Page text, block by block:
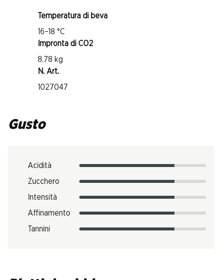
Temperatura di beva
16–18 °C
Impronta di CO2
8.78 kg
N. Art.
1027047
Gusto
Acidità
Zucchero
Intensità
Affinamento
Tannini